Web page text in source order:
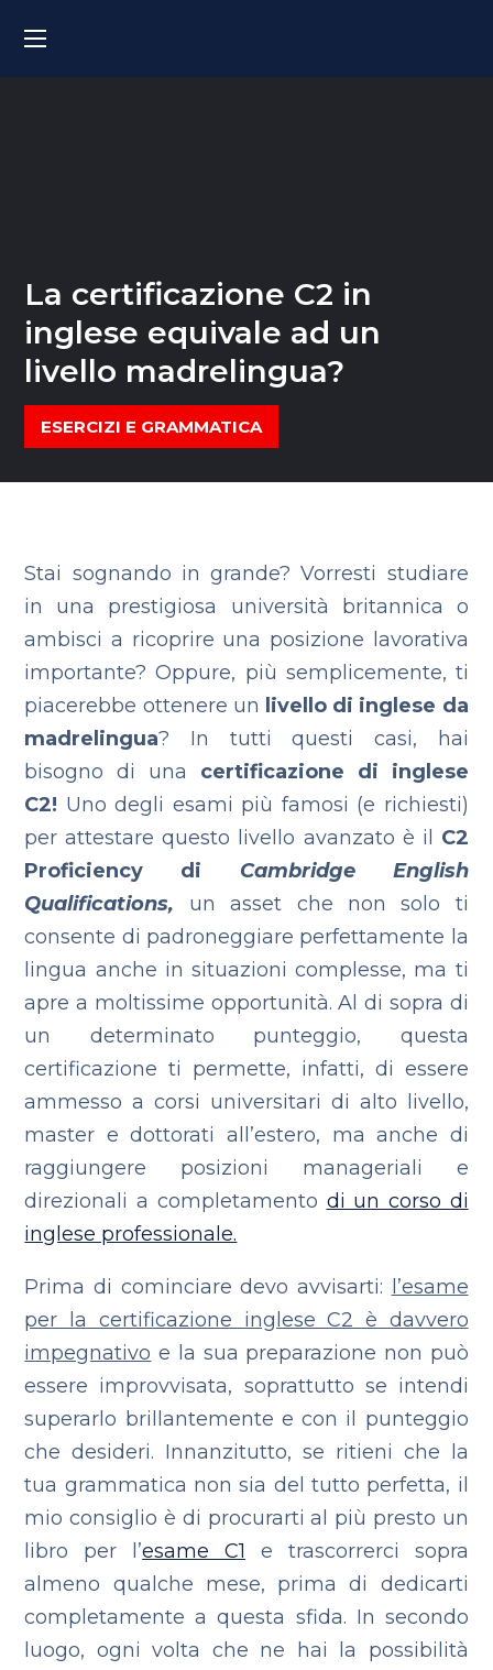
La certificazione C2 in
inglese equivale ad un
livello madrelingua?
ESERCIZI E GRAMMATICA
Stai sognando in grande? Vorresti studiare
in una prestigiosa università britannica o
ambisci a ricoprire una posizione lavorativa
importante? Oppure, più semplicemente, ti
piacerebbe ottenere un livello di inglese da
madrelingua? In tutti questi casi, hai
bisogno di una certificazione di inglese
C2! Uno degli esami più famosi (e richiesti)
per attestare questo livello avanzato è il C2
Proficiency di Cambridge English
Qualifications, un asset che non solo ti
consente di padroneggiare perfettamente la
lingua anche in situazioni complesse, ma ti
apre a moltissime opportunità. Al di sopra di
un determinato punteggio, questa
certificazione ti permette, infatti, di essere
ammesso a corsi universitari di alto livello,
master e dottorati all’estero, ma anche di
raggiungere posizioni manageriali e
direzionali a completamento di un corso di
inglese professionale.
Prima di cominciare devo avvisarti:
l’esame
per la certificazione inglese C2 è davvero
impegnativo e la sua preparazione non può
essere improvvisata, soprattutto se intendi
superarlo brillantemente e con il punteggio
che desideri. Innanzitutto, se ritieni che la
tua grammatica non sia del tutto perfetta, il
mio consiglio è di procurarti al più presto un
libro per l’esame C1 e trascorrerci sopra
almeno qualche mese, prima di dedicarti
completamente a questa sfida. In secondo
luogo, ogni volta che ne hai la possibilità